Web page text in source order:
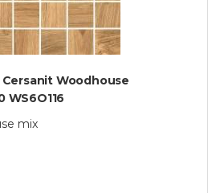
Woodhouse
WS6O116
mix